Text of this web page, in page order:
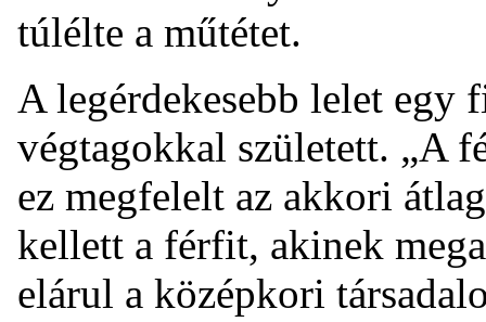
túlélte a műtétet.
A legérdekesebb lelet egy
végtagokkal született. „A
ez megfelelt az akkori
kellett a férfit, akinek
elárul a középkori